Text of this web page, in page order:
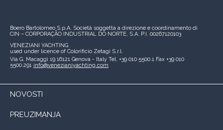
Boero Bartolomeo S.p.A. Società soggetta a direzione e coordinamento di
CIN – CORPORAÇÃO INDUSTRIAL DO NORTE, S.A. P.I. 00267120103
VENEZIANI YACHTING
used under licence of Colorificio Zetagi S.r.l.
Via G. Macaggi 19 16121 Genova - Italy Tel. +39 010 5500.1 Fax +39 010
5500.291 info@venezianiyachting.com
NOVOSTI
PREUZIMANJA